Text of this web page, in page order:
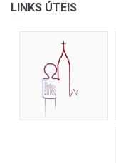
LINKS ÚTEIS